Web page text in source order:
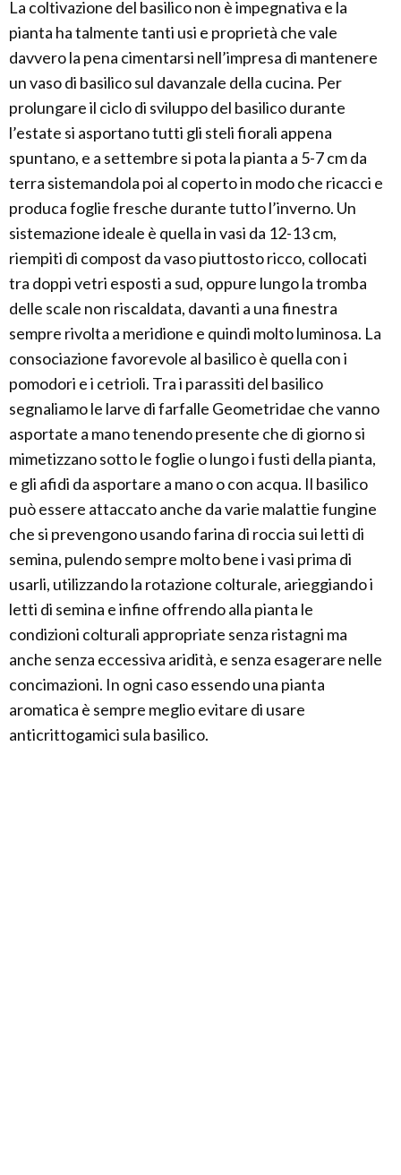
La coltivazione del basilico non è impegnativa e la
pianta ha talmente tanti usi e proprietà che vale
davvero la pena cimentarsi nell’impresa di mantenere
un vaso di basilico sul davanzale della cucina. Per
prolungare il ciclo di sviluppo del basilico durante
l’estate si asportano tutti gli steli fiorali appena
spuntano, e a settembre si pota la pianta a 5-7 cm da
terra sistemandola poi al coperto in modo che ricacci e
produca foglie fresche durante tutto l’inverno. Un
sistemazione ideale è quella in vasi da 12-13 cm,
riempiti di compost da vaso piuttosto ricco, collocati
tra doppi vetri esposti a sud, oppure lungo la tromba
delle scale non riscaldata, davanti a una finestra
sempre rivolta a meridione e quindi molto luminosa. La
consociazione favorevole al basilico è quella con i
pomodori e i cetrioli. Tra i parassiti del basilico
segnaliamo le larve di farfalle Geometridae che vanno
asportate a mano tenendo presente che di giorno si
mimetizzano sotto le foglie o lungo i fusti della pianta,
e gli afidi da asportare a mano o con acqua. Il basilico
può essere attaccato anche da varie malattie fungine
che si prevengono usando farina di roccia sui letti di
semina, pulendo sempre molto bene i vasi prima di
usarli, utilizzando la rotazione colturale, arieggiando i
letti di semina e infine offrendo alla pianta le
condizioni colturali appropriate senza ristagni ma
anche senza eccessiva aridità, e senza esagerare nelle
concimazioni. In ogni caso essendo una pianta
aromatica è sempre meglio evitare di usare
anticrittogamici sula basilico.